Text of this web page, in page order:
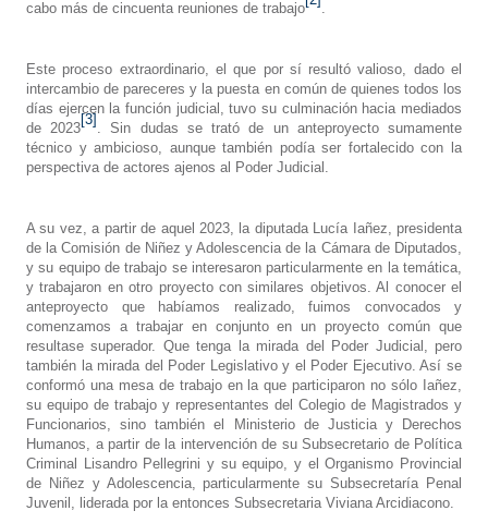
cabo más de cincuenta reuniones de trabajo .
Este proceso extraordinario, el que por sí resultó valioso, dado el
intercambio de pareceres y la puesta en común de quienes todos los
días ejercen la función judicial, tuvo su culminación hacia mediados
de 2023
[3]
. Sin dudas se trató de un anteproyecto sumamente
técnico y ambicioso, aunque también podía ser fortalecido con la
perspectiva de actores ajenos al Poder Judicial.
A su vez, a partir de aquel 2023, la diputada Lucía Iañez, presidenta
de la Comisión de Niñez y Adolescencia de la Cámara de Diputados,
y su equipo de trabajo se interesaron particularmente en la temática,
y trabajaron en otro proyecto con similares objetivos. Al conocer el
anteproyecto que habíamos realizado, fuimos convocados y
comenzamos a trabajar en conjunto en un proyecto común que
resultase superador. Que tenga la mirada del Poder Judicial, pero
también la mirada del Poder Legislativo y el Poder Ejecutivo. Así se
conformó una mesa de trabajo en la que participaron no sólo Iañez,
su equipo de trabajo y representantes del Colegio de Magistrados y
Funcionarios, sino también el Ministerio de Justicia y Derechos
Humanos, a partir de la intervención de su Subsecretario de Política
Criminal Lisandro Pellegrini y su equipo, y el Organismo Provincial
de Niñez y Adolescencia, particularmente su Subsecretaría Penal
Juvenil, liderada por la entonces Subsecretaria Viviana Arcidiacono.